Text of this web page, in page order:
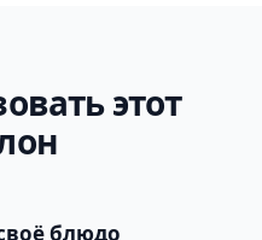
этот
блюдо